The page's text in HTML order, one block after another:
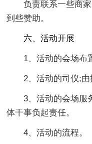
负责联系一些商家
到些赞助。
六、活动开展
1、活动的会场布置
2、活动的司仪;由
3、活动的会场服
体干事负起责任。
4、活动的流程。